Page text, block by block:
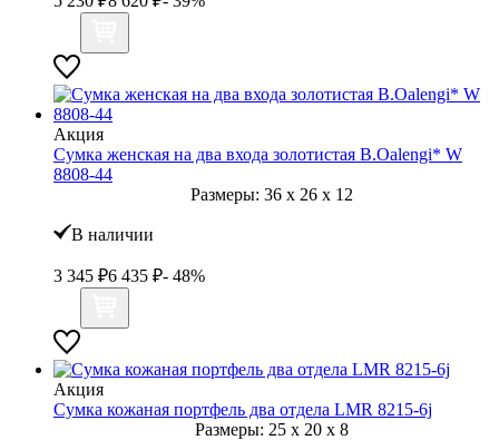
Акция
Сумка женская на два входа золотистая B.Oalengi* W
8808-44
Размеры: 36 x 26 x 12
В наличии
3 345 ₽6 435 ₽- 48%
Акция
Сумка кожаная портфель два отдела LMR 8215-6j
Размеры: 25 x 20 x 8